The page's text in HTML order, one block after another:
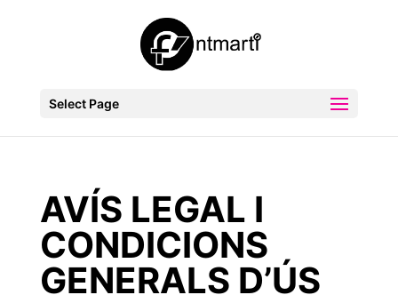
Select Page
AVÍS LEGAL I
CONDICIONS
GENERALS D’ÚS